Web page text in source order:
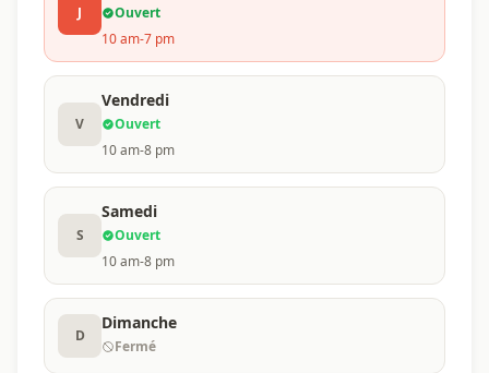
J
Ouvert
10 am-7 pm
V
Vendredi
Ouvert
10 am-8 pm
S
Samedi
Ouvert
10 am-8 pm
D
Dimanche
Fermé